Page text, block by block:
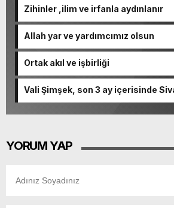
Zihinler ,ilim ve irfanla aydınlanır
Allah yar ve yardımcımız olsun
Ortak akıl ve işbirliği
Vali Şimşek, son 3 ay içerisinde
YORUM YAP